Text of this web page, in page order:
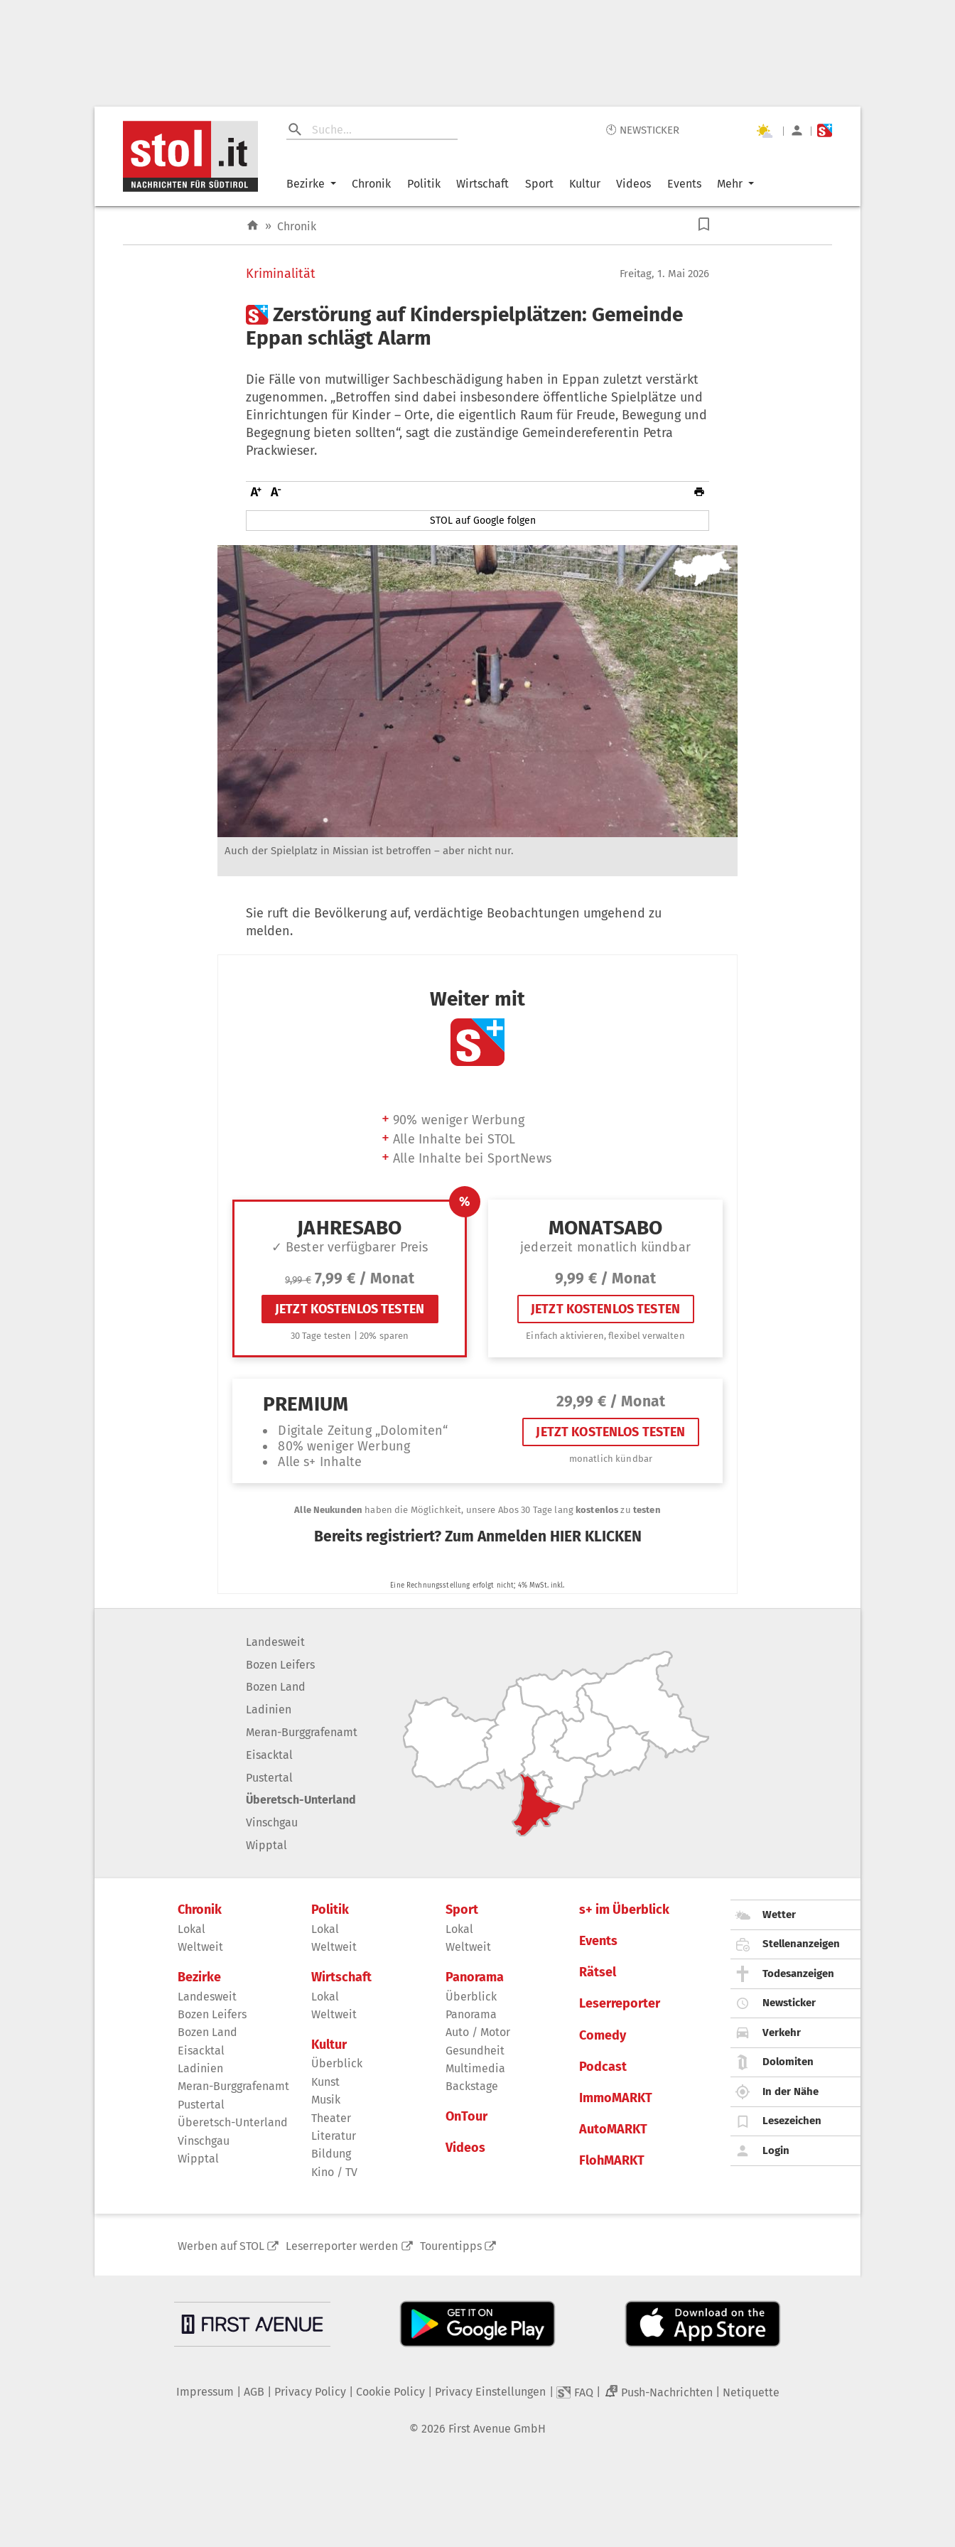
🕙 NEWSTICKER | |
Bezirke Chronik Politik Wirtschaft Sport Kultur Videos Events Mehr
» Chronik
Kriminalität Freitag, 1. Mai 2026
Zerstörung auf Kinderspielplätzen: Gemeinde
Eppan schlägt Alarm
Die Fälle von mutwilliger Sachbeschädigung haben in Eppan zuletzt verstärkt
zugenommen. „Betroffen sind dabei insbesondere öffentliche Spielplätze und
Einrichtungen für Kinder – Orte, die eigentlich Raum für Freude, Bewegung und
Begegnung bieten sollten“, sagt die zuständige Gemeindereferentin Petra
Prackwieser.
STOL auf Google folgen
Auch der Spielplatz in Missian ist betroffen – aber nicht nur.
Sie ruft die Bevölkerung auf, verdächtige Beobachtungen umgehend zu
melden.
Landesweit
Bozen Leifers
Bozen Land
Ladinien
Meran-Burggrafenamt
Eisacktal
Pustertal
Überetsch-Unterland
Vinschgau
Wipptal
Chronik
Lokal
Weltweit
Bezirke
Landesweit
Bozen Leifers
Bozen Land
Eisacktal
Ladinien
Meran-Burggrafenamt
Pustertal
Überetsch-Unterland
Vinschgau
Wipptal
Politik
Lokal
Weltweit
Wirtschaft
Lokal
Weltweit
Kultur
Überblick
Kunst
Musik
Theater
Literatur
Bildung
Kino / TV
Sport
Lokal
Weltweit
Panorama
Überblick
Panorama
Auto / Motor
Gesundheit
Multimedia
Backstage
OnTour
Videos
s+ im Überblick
Events
Rätsel
Leserreporter
Comedy
Podcast
ImmoMARKT
AutoMARKT
FlohMARKT
Wetter
Stellenanzeigen
Todesanzeigen
Newsticker
Verkehr
Dolomiten
In der Nähe
Lesezeichen
Login
Werben auf STOL Leserreporter werden Tourentipps
Impressum AGB Privacy Policy| Cookie Policy| Privacy Einstellungen FAQ 2 Push-Nachrichten Netiquette
© 2026 First Avenue GmbH